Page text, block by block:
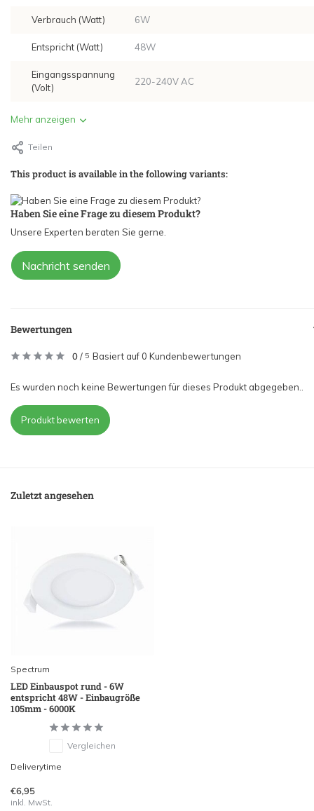
Verbrauch (Watt) 6W
Entspricht (Watt) 48W
Eingangsspannung
(Volt)
220-240V AC
Mehr anzeigen
Teilen
This product is available in the following variants:
Haben Sie eine Frage zu diesem Produkt?
Unsere Experten beraten Sie gerne.
Nachricht senden
Bewertungen
0/ 5 Basiert auf 0 Kundenbewertungen
Es wurden noch keine Bewertungen für dieses Produkt abgegeben..
Produkt bewerten
Zuletzt angesehen
Spectrum
LED Einbauspot rund - 6W
entspricht 48W - Einbaugröße
105mm - 6000K
Vergleichen
Deliverytime
€6,95
inkl. MwSt.